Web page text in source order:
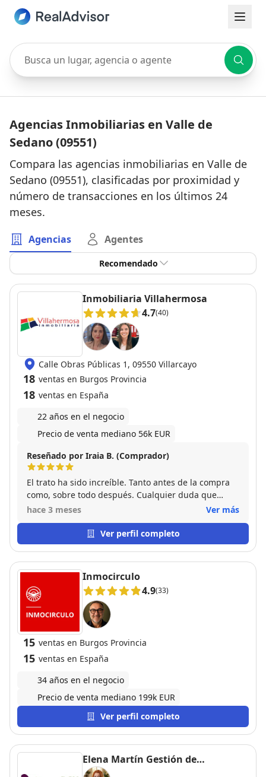
Busca un lugar, agencia o agente
Agencias Inmobiliarias en Valle de
Sedano (09551)
Compara las agencias inmobiliarias en Valle de
Sedano (09551), clasificadas por proximidad y
número de transacciones en los últimos 24
meses.
Agencias Agentes
Recomendado
Inmobiliaria Villahermosa
4.7(40)
Calle Obras Públicas 1, 09550 Villarcayo
18 ventas en Burgos Provincia
18 ventas en España
22 años en el negocio
Precio de venta mediano 56k EUR
Reseñado por Iraia B. (Comprador)
El trato ha sido increíble. Tanto antes de la compra
como, sobre todo después. Cualquier duda que
hemos tenido, Tatiana nos la ha intentado solucionar
atención recibida.
hace 3 meses Ver más
Ver perfil completo
Inmocirculo
4.9(33)
15 ventas en Burgos Provincia
15 ventas en España
34 años en el negocio
Precio de venta mediano 199k EUR
Ver perfil completo
Elena Martín Gestión de
Inmuebles